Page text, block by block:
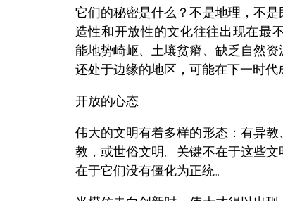
它们的秘密是什么？不是地理，不
造性和开放性的文化往往出现在最
能地势崎岖、土壤贫瘠、缺乏自然
还处于边缘的地区，可能在下一时代
开放的心态
伟大的文明有着多样的形态：有异
教，或世俗文明。关键不在于这些
在于它们没有僵化为正统。